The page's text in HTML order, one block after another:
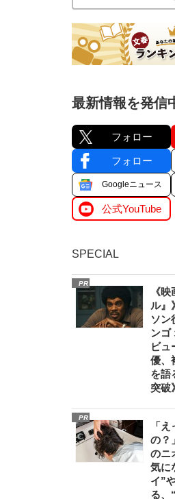
最新情報を発信
フォロー
フォロー
Googleニュース
公式YouTube
SPECIAL
PR
《
ル』
ソン
ンゴ
ビュ
優、
を語
突破
PR
「
の？
のニ
気に
イ”
る、